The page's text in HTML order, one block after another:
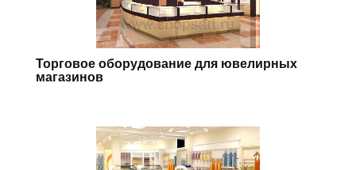
Торговое оборудование для ювелирных
магазинов